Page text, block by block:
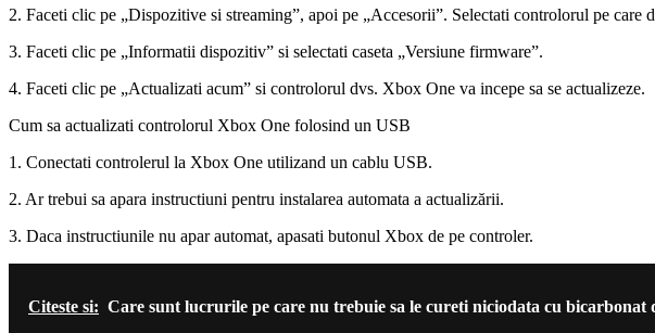
2. Faceti clic pe „Dispozitive si streaming”, apoi pe „Accesorii”. Selectati controlorul pe care
3. Faceti clic pe „Informatii dispozitiv” si selectati caseta „Versiune firmware”.
4. Faceti clic pe „Actualizati acum” si controlorul dvs. Xbox One va incepe sa se actualizeze.
Cum sa actualizati controlorul Xbox One folosind un USB
1. Conectati controlerul la Xbox One utilizand un cablu USB.
2. Ar trebui sa apara instructiuni pentru instalarea automata a actualizării.
3. Daca instructiunile nu apar automat, apasati butonul Xbox de pe controler.
Citeste si: Care sunt lucrurile pe care nu trebuie sa le cureti niciodata cu bicarbonat